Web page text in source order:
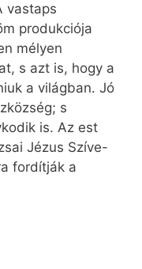
vastaps
produkciója
mélyen
s azt is, hogy a
a világban. Jó
s
is. Az est
Jézus Szíve-
fordítják a